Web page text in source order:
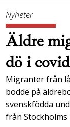
Nyheter
Äldre
dö i
Migranter från
bodde på
svenskfödda
från Stockholms